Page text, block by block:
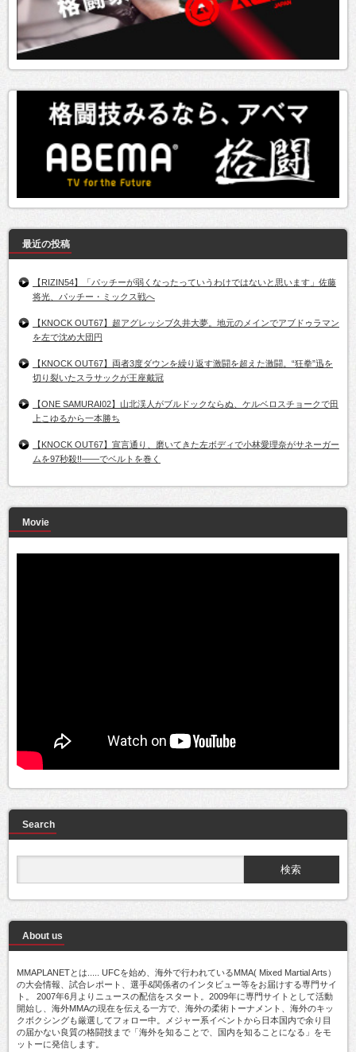
最近の投稿
【RIZIN54】「パッチーが弱くなったっていうわけではないと思います」佐藤
将光、パッチー・ミックス戦へ
【KNOCK OUT67】超アグレッシブ久井大夢。地元のメインでアブドゥラマン
を左で沈め大団円
【KNOCK OUT67】両者3度ダウンを繰り返す激闘を超えた激闘。“狂拳”迅を
切り裂いたスラサックが王座戴冠
【ONE SAMURAI02】山北渓人がブルドックならぬ、ケルベロスチョークで田
上こゆるから一本勝ち
【KNOCK OUT67】宣言通り、磨いてきた左ボディで小林愛理奈がサネーガー
ムを97秒殺!!――でベルトを巻く
Movie
Search
About us
MMAPLANETとは..... UFCを始め、海外で行われているMMA( Mixed Martial Arts）
の大会情報、試合レポート、選手&関係者のインタビュー等をお届けする専門サイ
ト。 2007年6月よりニュースの配信をスタート。2009年に専門サイトとして活動
開始し、海外MMAの現在を伝える一方で、海外の柔術トーナメント、海外のキッ
クボクシングも厳選してフォロー中。メジャー系イベントから日本国内で余り目
の届かない良質の格闘技まで「海外を知ることで、国内を知ることになる」をモ
ットーに発信します。